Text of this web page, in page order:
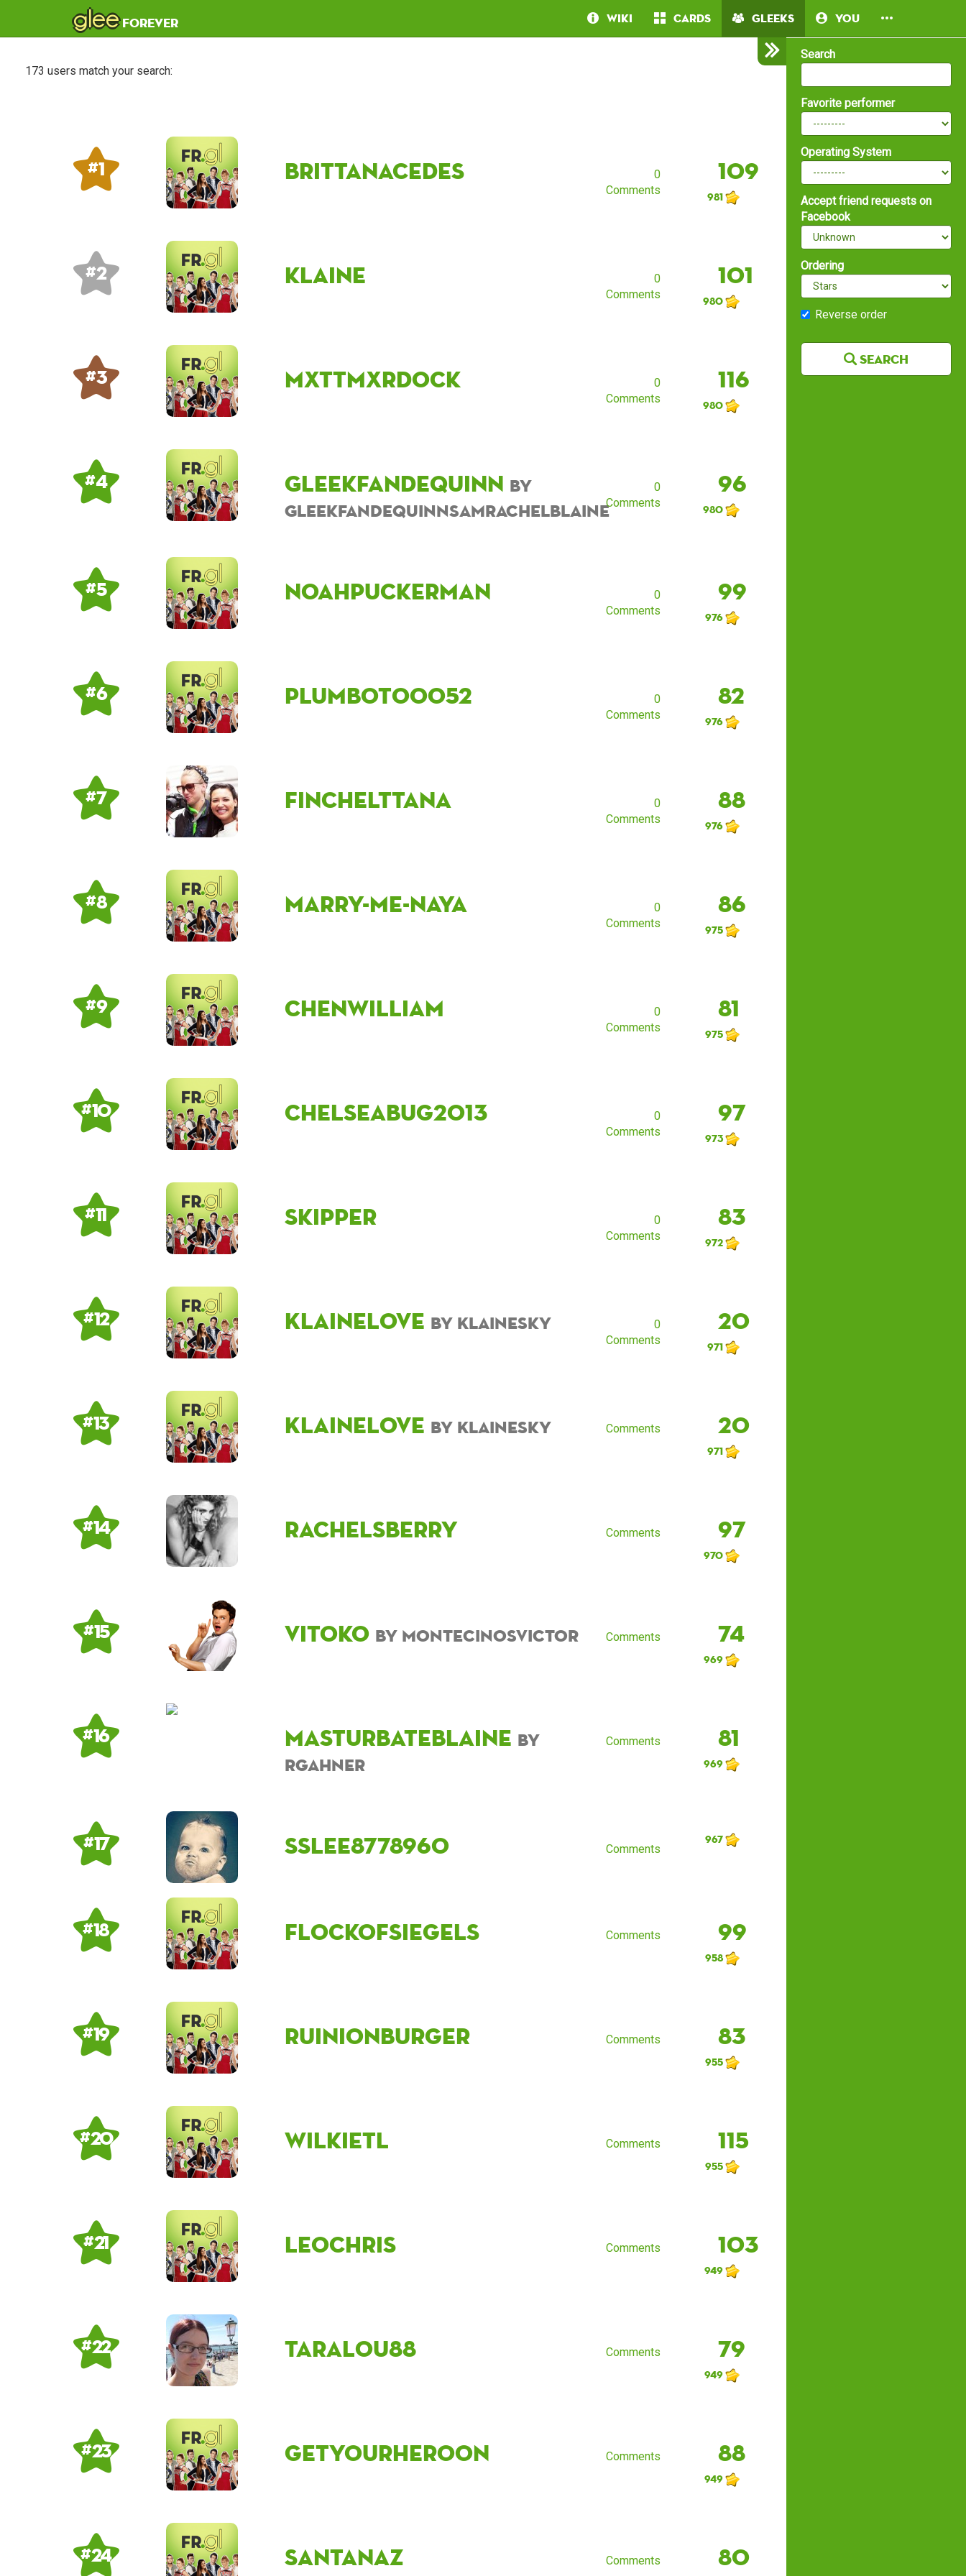
gleeforever Wiki Cards Gleeks You
Search
Favorite performer
Operating System
Accept friend requests on
Facebook
Ordering
Reverse order
Search
173 users match your search:
# 1 Brittanacedes
0
Comments
109
981
# 2 klaine
0
Comments
101
980
# 3 mxttmxrdock
0
Comments
116
980
# 4 Gleekfandequinn by
Gleekfandequinnsamrachelblaine
0
Comments
96
980
# 5 noahpuckerman
0
Comments
99
976
# 6 Plumbot00052
0
Comments
82
976
# 7 finchelttana
0
Comments
88
976
# 8 marry-me-naya
0
Comments
86
975
# 9 chenwilliam
0
Comments
81
975
# 10 Chelseabug2013
0
Comments
97
973
# 11 Skipper
0
Comments
83
972
# 12 KlaineLove by KlaineSky
0
Comments
20
971
# 13 KlaineLove by KlaineSky Comments 20
971
# 14 rachelsberry Comments 97
970
# 15 Vitoko by montecinosvictor Comments 74
969
# 16 masturbateblaine by
rgahner
Comments 81
969
# 17 sslee8778960 Comments
967
# 18 flockofsiegels Comments 99
958
# 19 Ruinionburger Comments 83
955
# 20 Wilkietl Comments 115
955
# 21 LeoChris Comments 103
949
# 22 taralou88 Comments 79
949
# 23 getyourheroon Comments 88
949
# 24 santanaz Comments 80